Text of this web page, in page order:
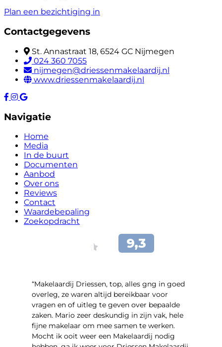
Plan een bezichtiging in
Contactgegevens
St. Annastraat 18, 6524 GC Nijmegen
024 360 7055
nijmegen@driessenmakelaardij.nl
www.driessenmakelaardij.nl
Navigatie
Home
Media
In de buurt
Documenten
Aanbod
Over ons
Reviews
Contact
Waardebepaling
Zoekopdracht
“Makelaardij Driessen, top, alles gng in goed
overleg, ze waren altijd bereikbaar voor
vragen en of uitleg te geven over bepaalde
zaken. Mario zeer deskundig in zijn vak, hele
fijne makelaar om mee samen te werken.
Mocht ik ooit weer een Makelaardij nodig